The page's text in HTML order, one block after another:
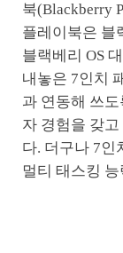
북(Blackberry
플레이북은 블
블랙베리 OS
내놓은 7인치
과 연동해 쓰
자 경험을 갖
다. 더구나 7인
멀티 태스킹